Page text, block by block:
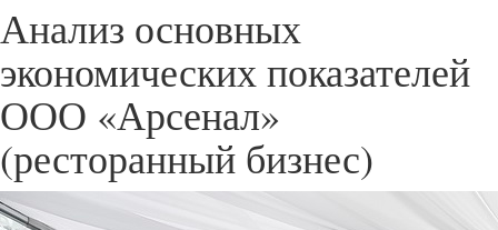
Анализ основных
экономических показателей
ООО «Арсенал»
(ресторанный бизнес)